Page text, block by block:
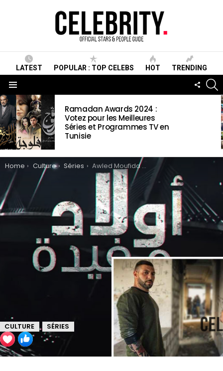
LATEST POPULAR : TOP CELEBS HOT TRENDING
LATEST
STORIES
Ramadan Awards 2024 :
Votez pour les Meilleures
Séries et Programmes TV en
Tunisie
You are here:
Home Culture Séries Awled Moufida Wiki, synopsis, Acteurs, date de sortie, vidéos et photos & informations
CULTURE , SÉRIES